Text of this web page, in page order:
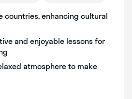
countries, enhancing cultural
and enjoyable lessons for
atmosphere to make